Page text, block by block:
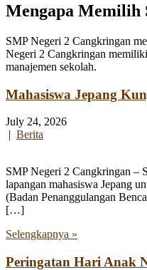
Mengapa Memilih
SMP Negeri 2 Cangkringan
Negeri 2 Cangkringan
manajemen sekolah.
Mahasiswa Jepang
July 24, 2026
| Berita
SMP Negeri 2 Cangkringan –
lapangan mahasiswa Jepang
(Badan Penanggulangan
[…]
Selengkapnya »
Peringatan Hari Anak